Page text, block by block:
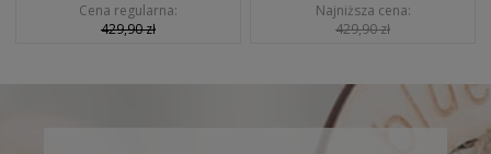
Cena regularna:
279,90 zł
Najniższa cena:
279,90 zł